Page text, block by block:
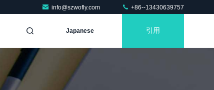
info@szwofly.com +86--13430639757
Japanese 引用